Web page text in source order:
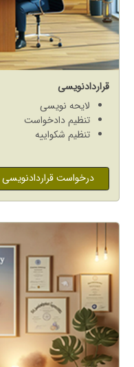
قراردادنویسی
لایحه نویسی
تنظیم دادخواست
تنظیم شکواییه
درخواست قراردادنویسی